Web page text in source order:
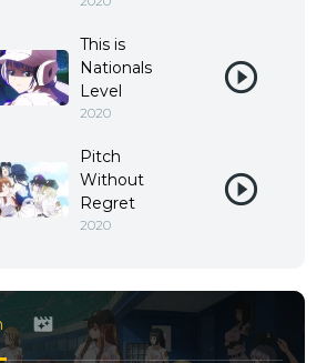
This is
Nationals
Level
2020
Pitch
Without
Regret
2020